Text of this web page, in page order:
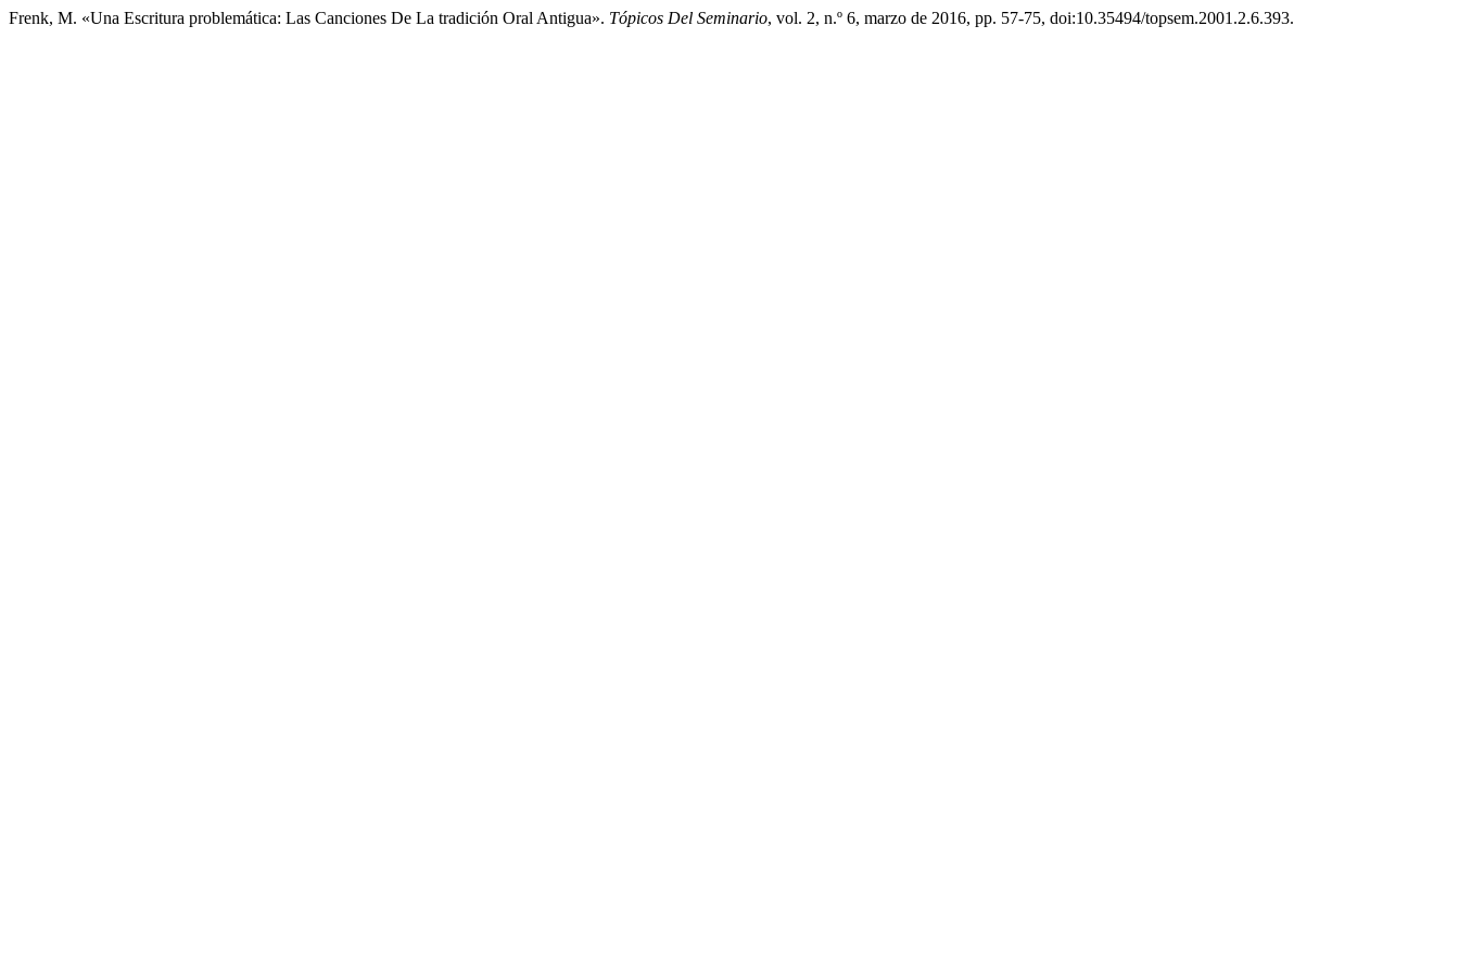
Frenk, M. «Una Escritura problemática: Las Canciones De La tradición Oral Antigua». Tópicos Del Seminario, vol. 2, n.º 6, marzo de 2016, pp. 57-75, doi:10.35494/topsem.2001.2.6.393.